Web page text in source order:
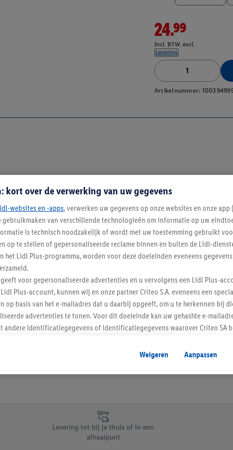
24.99
Incl. BTW. excl.
Levering
Artikelnummer:
Blijf op de hoogte
Schrijf je in op de newsletter
Levering tot bij je thuis of in een
afhaalpunt
kort over de verwerking van uw gegevens
websites en -apps, verwerken uw gegevens op onze websites en onze app
gebruikmaken van verschillende technologieën om informatie op uw
is technisch noodzakelijk of wordt met uw toestemming gebruikt
op te stellen of gepersonaliseerde reclame binnen en buiten de Lidl-
het Lidl Plus-programma, worden voor deze doeleinden eveneens
voor gepersonaliseerde advertenties en u vervolgens een Lidl Plus-
Plus-account, kunnen wij en onze partner Criteo S.A. eveneens een
op basis van het e-mailadres dat u daarbij opgeeft, om u te herkennen bij
advertenties te tonen. Voor dit doeleinde kan uw gehashte e-
andere identificatiegegevens of identificatiegegevens waarover Criteo SA
kunnen advertenties in het kader van retargeting, d.w.z. advertenties voor
door het product in de webshop aan uw winkelmandje toe te
apparaten en verschillende Lidl-diensten worden weergegeven als
individuele doeleinden toestaan en meer informatie vinden over de
kunt u alleen het gebruik van de noodzakelijke technologieën toestaan.
u in met alle verwerkingen voor alle bovengenoemde doeleinden. Meer
Weigeren Aanpassen